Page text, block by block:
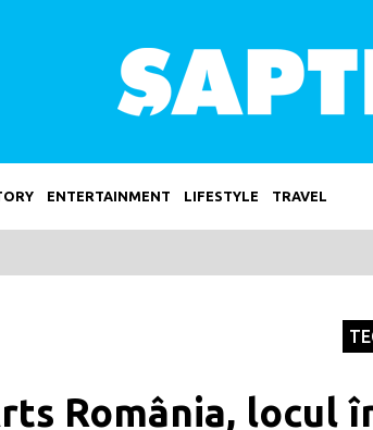
ENTERTAINMENT LIFESTYLE TRAVEL
România, locul